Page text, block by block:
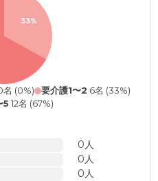
33%
名 (0%) 要介護1〜2 6名 (33%)
5 12名 (67%)
0人
0人
0人